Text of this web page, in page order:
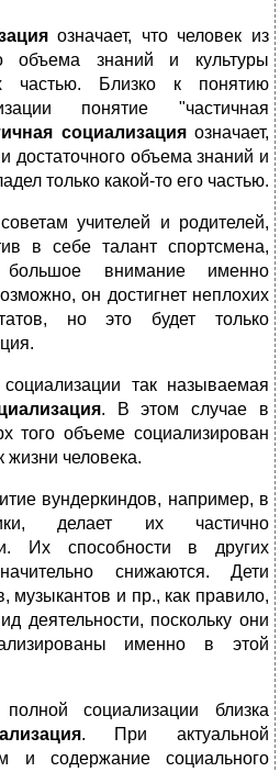
означает, что человек из
объема знаний и культуры
частью. Близко к понятию
понятие "частичная
социализацияозначает,
достаточного объема знаний и
только какой-то его частью.
учителей и родителей,
в себе талант спортсмена,
большое внимание именно
он достигнет неплохих
но это будет только
так называемая
. В этом случае в
того объеме социализирован
жизни человека.
вундеркиндов, например, в
делает их частично
Их способности в других
снижаются. Дети
музыкантов и пр., как правило,
деятельности, поскольку они
именно в этой
социализации близка
. При актуальной
и содержание социального